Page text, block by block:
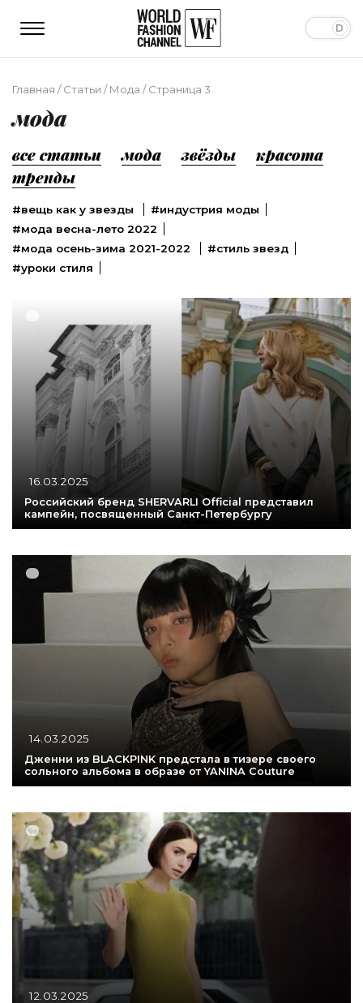
Главная /Статьи /Мода /Страница 3
мода
все статьи мода звёзды
красота
тренды
#вещь как у звезды
#индустрия моды
#мода весна-лето 2022
#мода осень-зима 2021-2022
#стиль звезд
#уроки стиля
16.03.2025
Российский бренд SHERVARLI Official представил
кампейн, посвященный Санкт-Петербургу
14.03.2025
Дженни из BLACKPINK предстала в тизере своего
сольного альбома в образе от YANINA Couture
12.03.2025